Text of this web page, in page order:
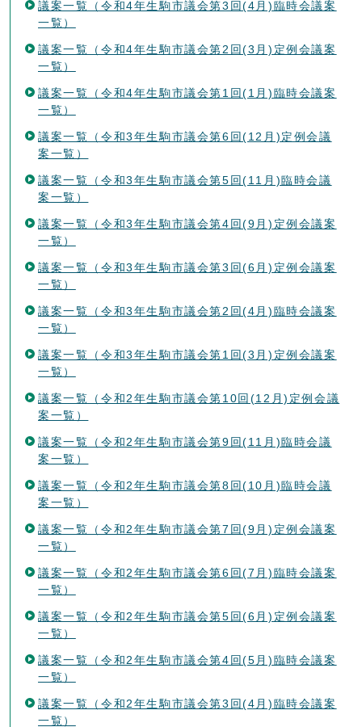
議案一覧（令和4年生駒市議会第3回(4月)臨時会議案
一覧）
議案一覧（令和4年生駒市議会第2回(3月)定例会議案
一覧）
議案一覧（令和4年生駒市議会第1回(1月)臨時会議案
一覧）
議案一覧（令和3年生駒市議会第6回(12月)定例会議
案一覧）
議案一覧（令和3年生駒市議会第5回(11月)臨時会議
案一覧）
議案一覧（令和3年生駒市議会第4回(9月)定例会議案
一覧）
議案一覧（令和3年生駒市議会第3回(6月)定例会議案
一覧）
議案一覧（令和3年生駒市議会第2回(4月)臨時会議案
一覧）
議案一覧（令和3年生駒市議会第1回(3月)定例会議案
一覧）
議案一覧（令和2年生駒市議会第10回(12月)定例会議
案一覧）
議案一覧（令和2年生駒市議会第9回(11月)臨時会議
案一覧）
議案一覧（令和2年生駒市議会第8回(10月)臨時会議
案一覧）
議案一覧（令和2年生駒市議会第7回(9月)定例会議案
一覧）
議案一覧（令和2年生駒市議会第6回(7月)臨時会議案
一覧）
議案一覧（令和2年生駒市議会第5回(6月)定例会議案
一覧）
議案一覧（令和2年生駒市議会第4回(5月)臨時会議案
一覧）
議案一覧（令和2年生駒市議会第3回(4月)臨時会議案
一覧）